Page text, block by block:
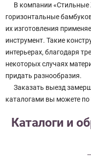
В компании
горизонтальные
их изготовления
инструмент. Такие
интерьерах, благодаря
некоторых случаях
придать разнообразия.
Заказать выезд
каталогами вы можете по
Каталоги и